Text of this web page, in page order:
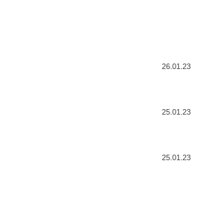
26.01.23
25.01.23
25.01.23